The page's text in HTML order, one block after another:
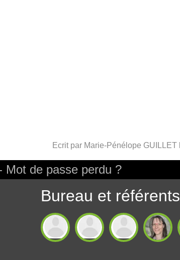
Ecrit par Marie-Pénélope GUILLET
Mot de passe perdu ?
Bureau et référents
ANTONIOdileBOUCHIERChloéCOUSINTristan